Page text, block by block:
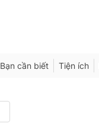
Bạn cần biết Tiện ích